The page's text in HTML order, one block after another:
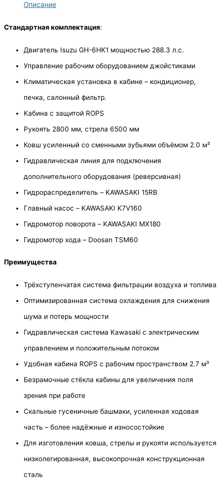
Описание
Стандартная комплектация:
Двигатель Isuzu GH-6HK1 мощностью 288.3 л.с.
Управление рабочим оборудованием джойстиками
Климатическая установка в кабине – кондиционер,
печка, салонный фильтр.
Кабина с защитой ROPS
Рукоять 2800 мм, стрела 6500 мм
Ковш усиленный со сменными зубьями объёмом 2.0 м³
Гидравлическая линия для подключения
дополнительного оборудования (реверсивная)
Гидрораспределитель – KAWASAKI 15RB
Главный насос – KAWASAKI K7V160
Гидромотор поворота – KAWASAKI MX180
Гидромотор хода – Doosan TSM60
Преимущества
Трёхступенчатая система фильтрации воздуха и топлива
Оптимизированная система охлаждения для снижения
шума и потерь мощности
Гидравлическая система Kawasaki с электрическим
управлением и положительным потоком
Удобная кабина ROPS с рабочим пространством 2.7 м³
Безрамочные стёкла кабины для увеличения поля
зрения при работе
Скальные гусеничные башмаки, усиленная ходовая
часть – более надёжные и износостойкие
Для изготовления ковша, стрелы и рукояти используется
низколегированная, высокопрочная конструкционная
сталь